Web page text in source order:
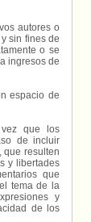
autores o
sin fines de
o se
ingresos de
espacio de
vez que los
de incluir
que resulten
y libertades
que
tema de la
y
de los